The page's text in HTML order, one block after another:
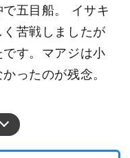
五目船。 イサキ
苦戦しましたが
す。マアジは小
ったのが残念。